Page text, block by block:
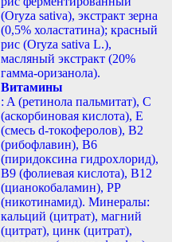
(Oryza sativa), экстракт зерна
(0,5% холастатина); красный
рис (Oryza sativa L.),
масляный экстракт (20%
гамма-оризанола).
Витамины
: A (ретинола пальмитат), С
(аскорбиновая кислота), E
(смесь d-токоферолов), B2
(рибофлавин), B6
(пиридоксина гидрохлорид),
B9 (фолиевая кислота), B12
(цианокобаламин), РР
(никотинамид). Минералы:
кальций (цитрат), магний
(цитрат), цинк (цитрат),